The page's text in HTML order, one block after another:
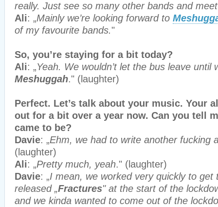
really. Just see so many other bands and
Ali: „Mainly we’re looking forward to
of my favourite bands."
So, you’re staying for a bit today?
Ali: „Yeah. We wouldn’t let the bus leave until
Meshuggah." (laughter)
Perfect. Let’s talk about your music. Your
out for a bit over a year now. Can you tell
came to be?
Davie: „Ehm, we had to write another fucking
(laughter)
Ali: „Pretty much, yeah." (laughter)
Davie: „I mean, we worked very quickly to get
released „Fractures" at the start of the
and we kinda wanted to come out of the